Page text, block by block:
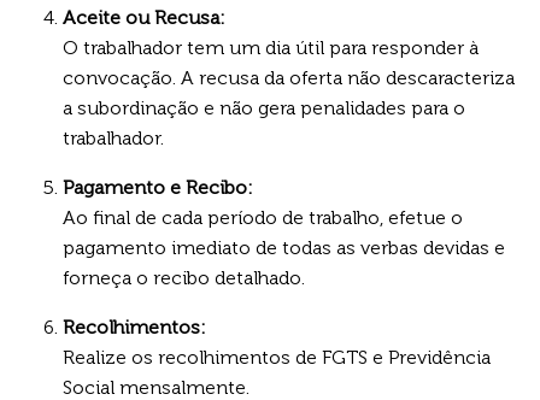
Aceite ou Recusa:
O trabalhador tem um dia útil para responder à
convocação. A recusa da oferta não descaracteriza
a subordinação e não gera penalidades para o
trabalhador.
Pagamento e Recibo:
Ao final de cada período de trabalho, efetue o
pagamento imediato de todas as verbas devidas e
forneça o recibo detalhado.
Recolhimentos:
Realize os recolhimentos de FGTS e Previdência
Social mensalmente.